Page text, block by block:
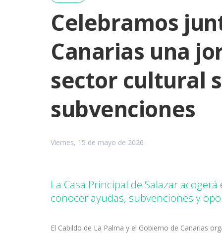
Celebramos
Canarias una
sector cultural
subvenciones
Viernes, 15 de mayo de 2026
La Casa Principal de Salazar
conocer ayudas, subvenciones y
El Cabildo de La Palma y el Gobierno de Canarias